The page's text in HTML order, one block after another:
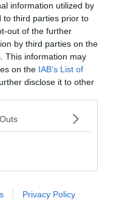
information utilized by
to third parties prior to
out of the further
by third parties on the
This information may
on the IAB’s List of
disclose it to other
Privacy Policy
riconoscevano
e stimolare un
quello di prima
vivere con uno
Diciamo
e...navigo